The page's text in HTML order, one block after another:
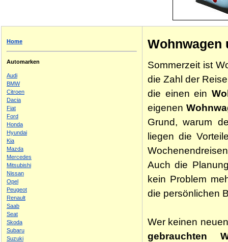
Home
Automarken
Audi
BMW
Citroen
Dacia
Fiat
Ford
Honda
Hyundai
Kia
Mazda
Mercedes
Mitsubishi
Nissan
Opel
Peugeot
Renault
Saab
Seat
Skoda
Subaru
Suzuki
Wohnwagen
Sommerzeit ist
die Zahl der
die einen ein
eigenen
Grund, warum
liegen die
Auch die
kein Problem
die persönlichen
Wer keinen
gebrauchten